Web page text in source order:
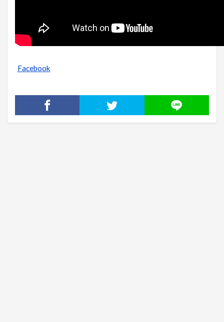
Facebook